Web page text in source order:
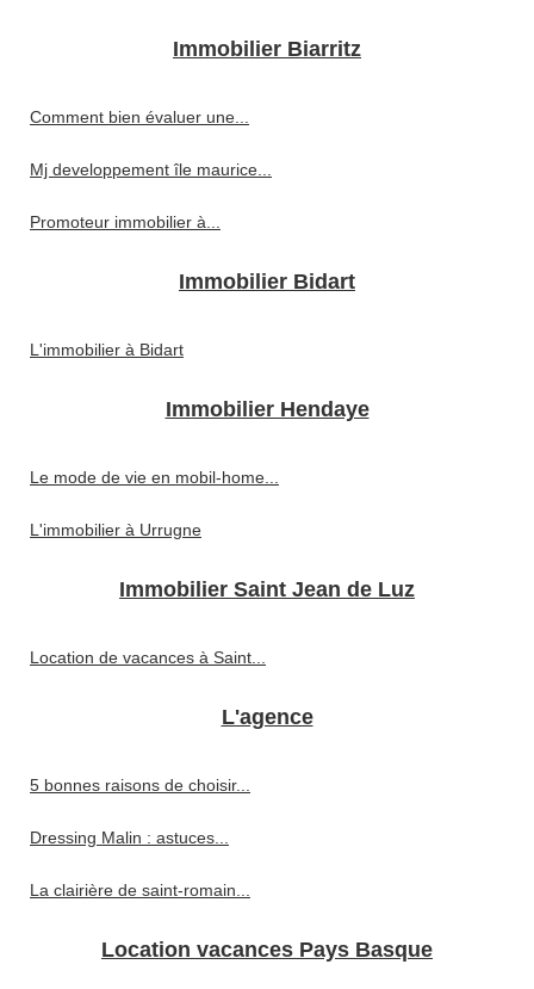
Immobilier Biarritz
Comment bien évaluer une...
Mj developpement île maurice...
Promoteur immobilier à...
Immobilier Bidart
L'immobilier à Bidart
Immobilier Hendaye
Le mode de vie en mobil-home...
L'immobilier à Urrugne
Immobilier Saint Jean de Luz
Location de vacances à Saint...
L'agence
5 bonnes raisons de choisir...
Dressing Malin : astuces...
La clairière de saint-romain...
Location vacances Pays Basque